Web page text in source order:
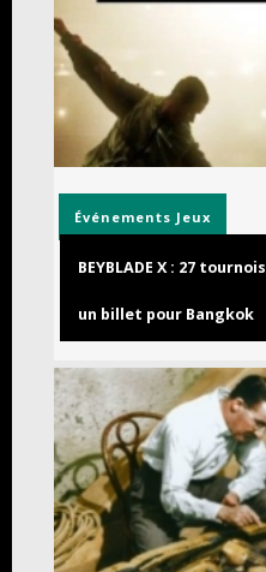
Événements Jeux
BEYBLADE X : 27
un billet pour Bangkok